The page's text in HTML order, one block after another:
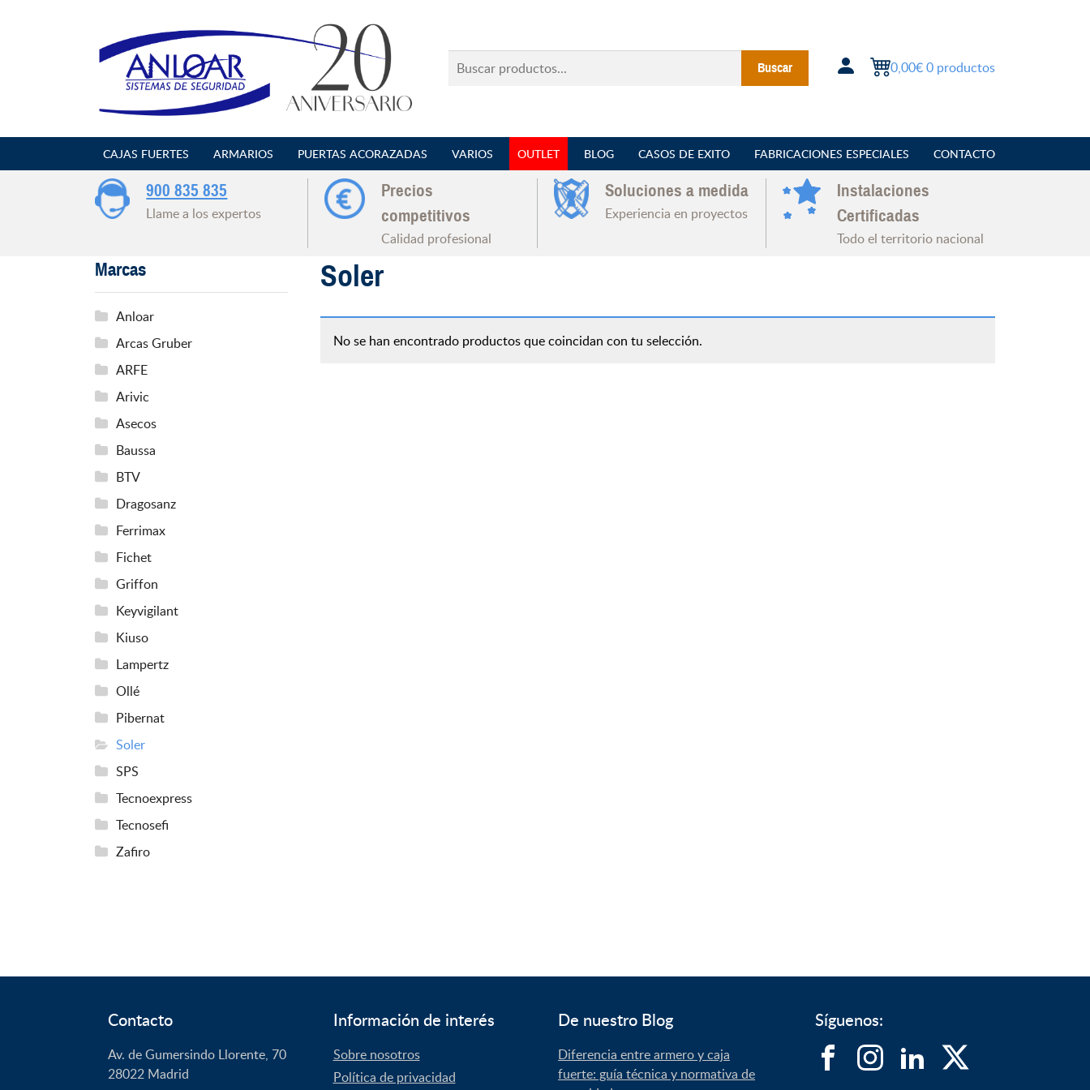
Buscar
productos...
Buscar 0,00€0 productos
CAJAS FUERTES ARMARIOS PUERTAS ACORAZADAS VARIOS OUTLET BLOG CASOS DE EXITO FABRICACIONES ESPECIALES CONTACTO
900 835 835
Llame a los expertos
Precios
competitivos
Calidad profesional
Soluciones a medida
Experiencia en proyectos
Instalaciones
Certificadas
Todo el territorio nacional
Soler
No se han encontrado productos que coincidan con tu selección.
Marcas
Anloar
Arcas Gruber
ARFE
Arivic
Asecos
Baussa
BTV
Dragosanz
Ferrimax
Fichet
Griffon
Keyvigilant
Kiuso
Lampertz
Ollé
Pibernat
Soler
SPS
Tecnoexpress
Tecnosefi
Zafiro
Contacto
Av. de Gumersindo Llorente, 70
28022 Madrid
Información de interés
Sobre nosotros
Política de privacidad
De nuestro Blog
Diferencia entre armero y caja
fuerte: guía técnica y normativa de
Síguenos: